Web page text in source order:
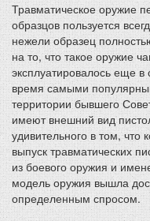
Травматическое оружие
образцов пользуется
нежели образец
на то, что такое оружие
эксплуатировалось еще
время самыми
территории бывшего
имеют внешний вид
удивительного в том,
выпуск травматических
из боевого оружия и
модель оружия вышла
определенным спросом.